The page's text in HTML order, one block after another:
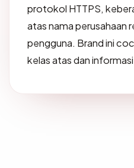
protokol HTTPS,
atas nama perusahaan
pengguna. Brand ini
kelas atas dan